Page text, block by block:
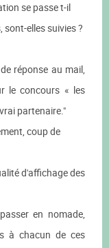
se passe t-il
elles suivies ?
réponse au mail,
le concours « les
partenaire."
coup de
d'affichage des
en nomade,
à chacun de ces